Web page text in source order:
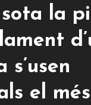
la
s’usen
el més